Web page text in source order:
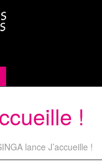
!
lance J’accueille !